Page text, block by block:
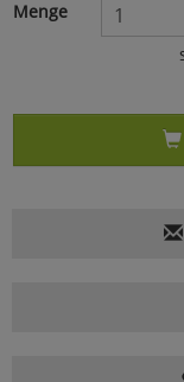
Menge